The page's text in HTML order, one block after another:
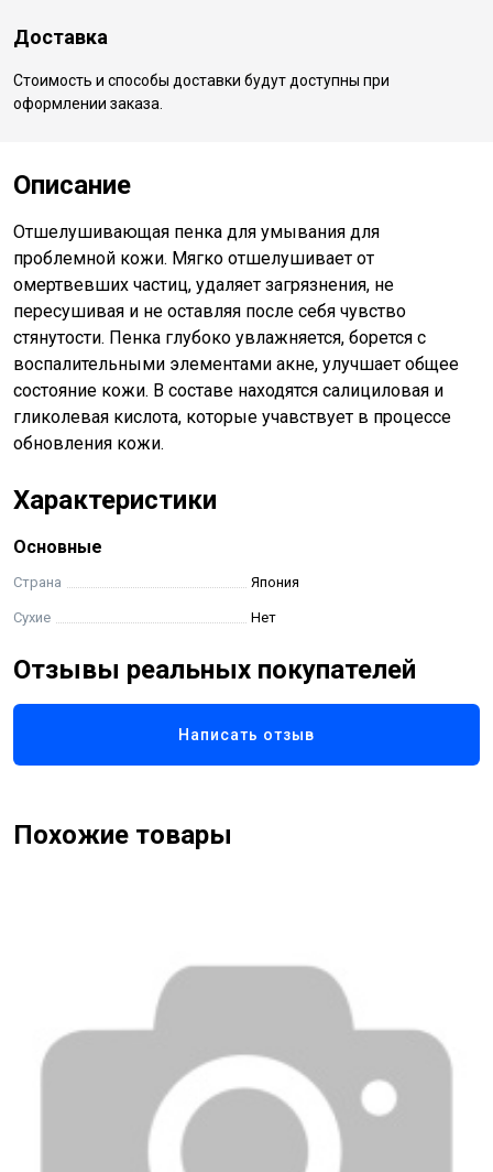
Доставка
Стоимость и способы доставки будут доступны при
оформлении заказа.
Описание
Отшелушивающая пенка для умывания для
проблемной кожи. Мягко отшелушивает от
омертвевших частиц, удаляет загрязнения, не
пересушивая и не оставляя после себя чувство
стянутости. Пенка глубоко увлажняется, борется с
воспалительными элементами акне, улучшает общее
состояние кожи. В составе находятся салициловая и
гликолевая кислота, которые учавствует в процессе
обновления кожи.
Характеристики
Основные
Страна Япония
Сухие Нет
Отзывы реальных покупателей
Написать отзыв
Похожие товары